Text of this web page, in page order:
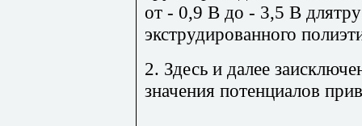
от - 0,9 В до - 3,5 В
экструдированного
2. Здесь и далее
значения потенциалов